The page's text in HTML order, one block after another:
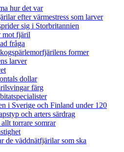
hur det var
efter värmestress som larver
sig i Storbritannien
mot fjäril
fråga
former
larver
dollar
färg
i Sverige och Finland under 120
och arters särdrag
torrare somrar
de väddnätfjärilar som ska